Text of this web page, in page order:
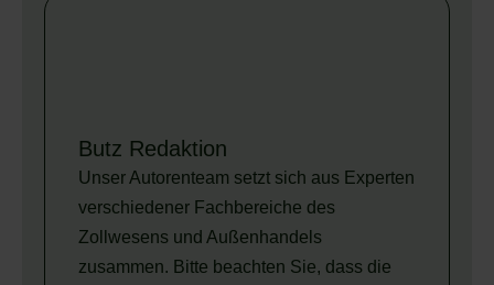
Butz Redaktion
Unser Autorenteam setzt sich aus Experten
verschiedener Fachbereiche des
Zollwesens und Außenhandels
zusammen. Bitte beachten Sie, dass die